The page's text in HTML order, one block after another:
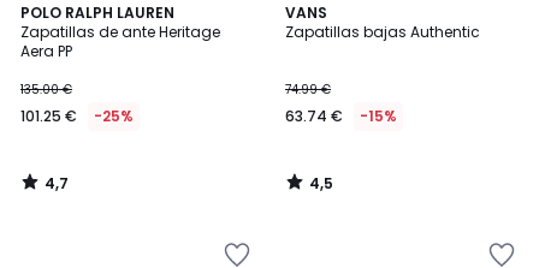
POLO RALPH LAUREN
Zapatillas de ante Heritage
Aera PP
135.00 €
101.25 € -25%
4,7
/ 5
4,7
/
VANS
Zapatillas bajas Authentic
74.99 €
63.74 € -15%
4,5
/ 5
4,5
/